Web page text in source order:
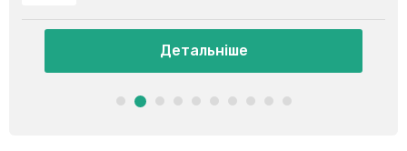
Детальніше